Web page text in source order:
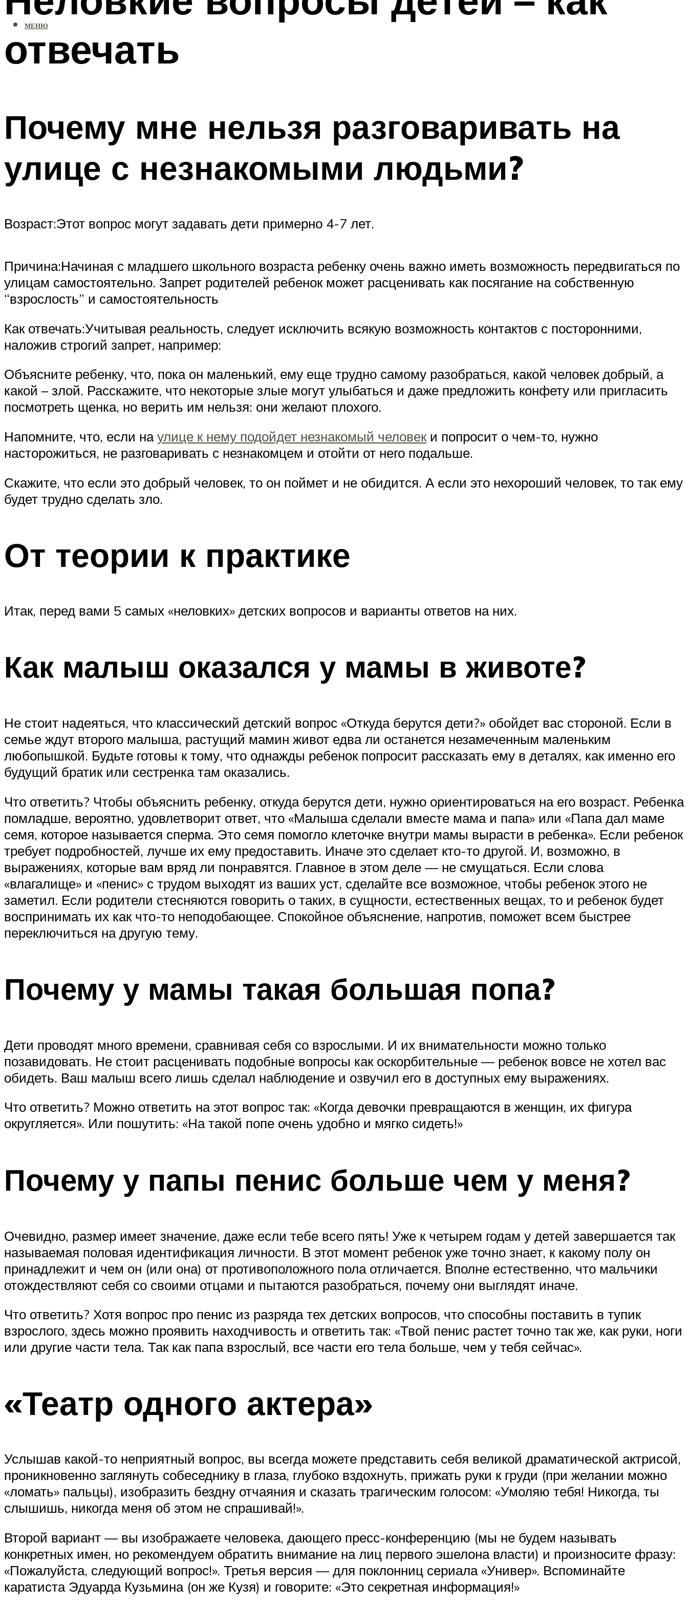
МЕНЮ
отвечать
Почему мне нельзя разговаривать на
улице с незнакомыми людьми?
Возраст:Этот вопрос могут задавать дети примерно 4-7 лет.
Причина:Начиная с младшего школьного возраста ребенку очень важно иметь возможность передвигаться по
улицам самостоятельно. Запрет родителей ребенок может расценивать как посягание на собственную
“взрослость” и самостоятельность
Как отвечать:Учитывая реальность, следует исключить всякую возможность контактов с посторонними,
наложив строгий запрет, например:
Объясните ребенку, что, пока он маленький, ему еще трудно самому разобраться, какой человек добрый, а
какой – злой. Расскажите, что некоторые злые могут улыбаться и даже предложить конфету или пригласить
посмотреть щенка, но верить им нельзя: они желают плохого.
Напомните, что, если наулице к нему подойдет незнакомый человек и попросит о чем-то, нужно
насторожиться, не разговаривать с незнакомцем и отойти от него подальше.
Скажите, что если это добрый человек, то он поймет и не обидится. А если это нехороший человек, то так ему
будет трудно сделать зло.
От теории к практике
Итак, перед вами 5 самых «неловких» детских вопросов и варианты ответов на них.
Как малыш оказался у мамы в животе?
Не стоит надеяться, что классический детский вопрос «Откуда берутся дети?» обойдет вас стороной. Если в
семье ждут второго малыша, растущий мамин живот едва ли останется незамеченным маленьким
любопышкой. Будьте готовы к тому, что однажды ребенок попросит рассказать ему в деталях, как именно его
будущий братик или сестренка там оказались.
Что ответить? Чтобы объяснить ребенку, откуда берутся дети, нужно ориентироваться на его возраст. Ребенка
помладше, вероятно, удовлетворит ответ, что «Малыша сделали вместе мама и папа» или «Папа дал маме
семя, которое называется сперма. Это семя помогло клеточке внутри мамы вырасти в ребенка». Если ребенок
требует подробностей, лучше их ему предоставить. Иначе это сделает кто-то другой. И, возможно, в
выражениях, которые вам вряд ли понравятся. Главное в этом деле — не смущаться. Если слова
«влагалище» и «пенис» с трудом выходят из ваших уст, сделайте все возможное, чтобы ребенок этого не
заметил. Если родители стесняются говорить о таких, в сущности, естественных вещах, то и ребенок будет
воспринимать их как что-то неподобающее. Спокойное объяснение, напротив, поможет всем быстрее
переключиться на другую тему.
Почему у мамы такая большая попа?
Дети проводят много времени, сравнивая себя со взрослыми. И их внимательности можно только
позавидовать. Не стоит расценивать подобные вопросы как оскорбительные — ребенок вовсе не хотел вас
обидеть. Ваш малыш всего лишь сделал наблюдение и озвучил его в доступных ему выражениях.
Что ответить? Можно ответить на этот вопрос так: «Когда девочки превращаются в женщин, их фигура
округляется». Или пошутить: «На такой попе очень удобно и мягко сидеть!»
Почему у папы пенис больше чем у меня?
Очевидно, размер имеет значение, даже если тебе всего пять! Уже к четырем годам у детей завершается так
называемая половая идентификация личности. В этот момент ребенок уже точно знает, к какому полу он
принадлежит и чем он (или она) от противоположного пола отличается. Вполне естественно, что мальчики
отождествляют себя со своими отцами и пытаются разобраться, почему они выглядят иначе.
Что ответить? Хотя вопрос про пенис из разряда тех детских вопросов, что способны поставить в тупик
взрослого, здесь можно проявить находчивость и ответить так: «Твой пенис растет точно так же, как руки, ноги
или другие части тела. Так как папа взрослый, все части его тела больше, чем у тебя сейчас».
«Театр одного актера»
Услышав какой-то неприятный вопрос, вы всегда можете представить себя великой драматической актрисой,
проникновенно заглянуть собеседнику в глаза, глубоко вздохнуть, прижать руки к груди (при желании можно
«ломать» пальцы), изобразить бездну отчаяния и сказать трагическим голосом: «Умоляю тебя! Никогда, ты
слышишь, никогда меня об этом не спрашивай!».
Второй вариант — вы изображаете человека, дающего пресс-конференцию (мы не будем называть
конкретных имен, но рекомендуем обратить внимание на лиц первого эшелона власти) и произносите фразу:
«Пожалуйста, следующий вопрос!». Третья версия — для поклонниц сериала «Универ». Вспоминайте
каратиста Эдуарда Кузьмина (он же Кузя) и говорите: «Это секретная информация!»